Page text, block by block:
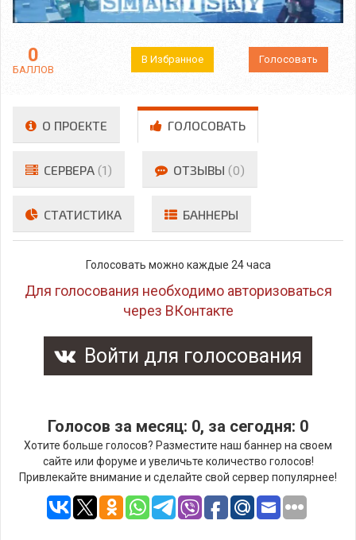
0
БАЛЛОВ
В Избранное Голосовать
О ПРОЕКТЕ ГОЛОСОВАТЬ
СЕРВЕРА (1) ОТЗЫВЫ (0)
СТАТИСТИКА БАННЕРЫ
Голосовать можно каждые 24 часа
Для голосования необходимо авторизоваться
через ВКонтакте
Войти для голосования
Голосов за месяц: 0, за сегодня: 0
Хотите больше голосов? Разместите наш баннер на своем
сайте или форуме и увеличьте количество голосов!
Привлекайте внимание и сделайте свой сервер популярнее!